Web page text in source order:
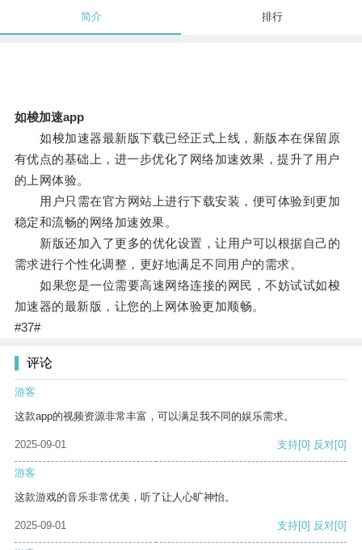
简介 排行
如梭加速app
如梭加速器最新版下载已经正式上线，新版本在保留原
有优点的基础上，进一步优化了网络加速效果，提升了用户
的上网体验。
用户只需在官方网站上进行下载安装，便可体验到更加
稳定和流畅的网络加速效果。
新版还加入了更多的优化设置，让用户可以根据自己的
需求进行个性化调整，更好地满足不同用户的需求。
如果您是一位需要高速网络连接的网民，不妨试试如梭
加速器的最新版，让您的上网体验更加顺畅。
#37#
评论
游客
这款app的视频资源非常丰富，可以满足我不同的娱乐需求。
2025-09-01 支持[0] 反对[0]
游客
这款游戏的音乐非常优美，听了让人心旷神怡。
2025-09-01 支持[0] 反对[0]